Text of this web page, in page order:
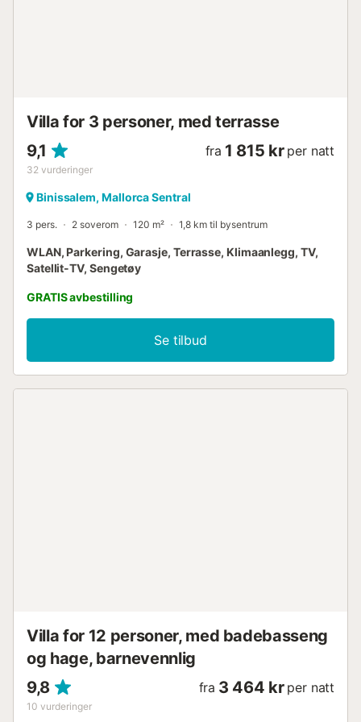
Villa for 3 personer, med terrasse
9,1
32 vurderinger
fra 1 815 kr per natt
Binissalem, Mallorca Sentral
3 pers. 2 soverom 120 m² 1,8 km til bysentrum
WLAN, Parkering, Garasje, Terrasse, Klimaanlegg, TV,
Satellit-TV, Sengetøy
GRATIS avbestilling
Se tilbud
Villa for 12 personer, med badebasseng
og hage, barnevennlig
9,8
10 vurderinger
fra 3 464 kr per natt